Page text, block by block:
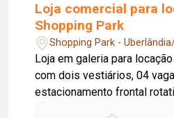
Loja comercial para
Shopping Park
Shopping Park -
Loja em galeria para
com dois vestiários, 04
estacionamento frontal